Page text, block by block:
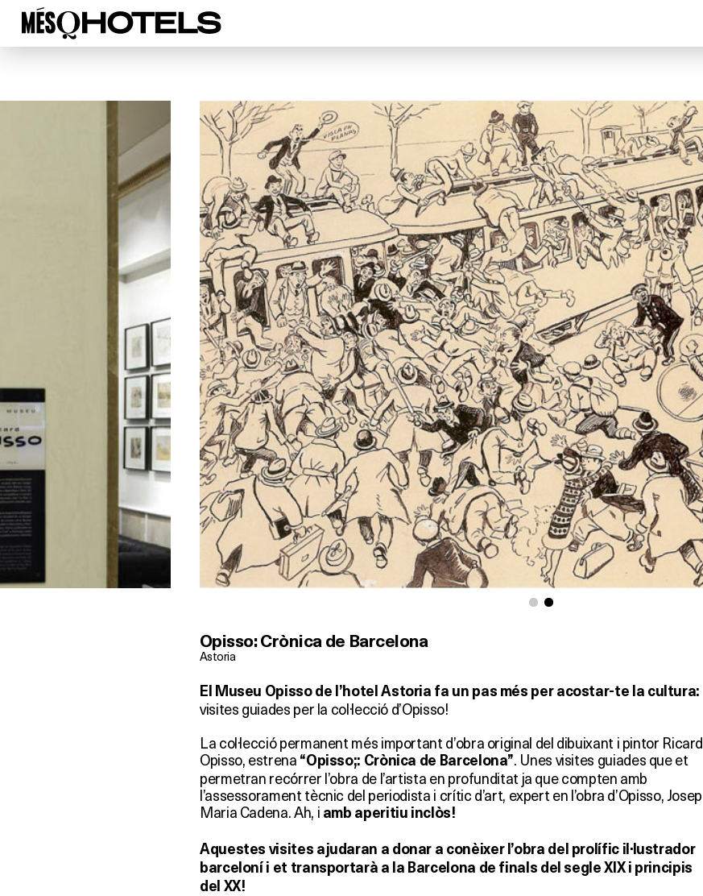
Opisso: Crònica de Barcelona
Astoria
El Museu Opisso de l’hotel Astoria fa un pas més per acostar-te la cultura:
visites guiades per la col·lecció d’Opisso!
La col·lecció permanent més important d’obra original del dibuixant i pintor Ricard
Opisso, estrena “Opisso;: Crònica de Barcelona”. Unes visites guiades que et
permetran recórrer l’obra de l’artista en profunditat ja que compten amb
l’assessorament tècnic del periodista i crític d’art, expert en l’obra d’Opisso, Josep
Maria Cadena. Ah, i amb aperitiu inclòs!
Aquestes visites ajudaran a donar a conèixer l’obra del prolífic il·lustrador
barceloní i et transportarà a la Barcelona de finals del segle XIX i principis
del XX!